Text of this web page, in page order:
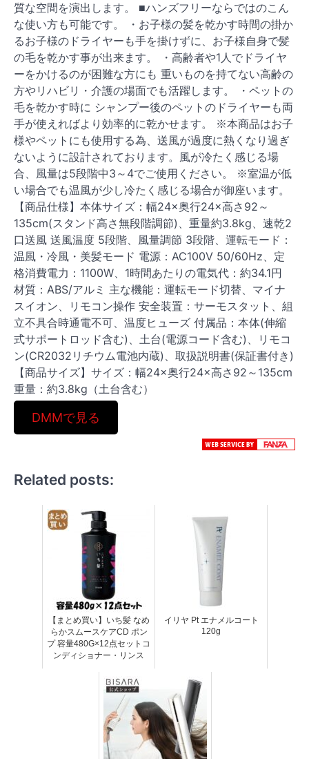
質な空間を演出します。 ■ハンズフリーならではのこん
な使い方も可能です。 ・お子様の髪を乾かす時間の掛か
るお子様のドライヤーも手を掛けずに、お子様自身で髪
の毛を乾かす事が出来ます。 ・高齢者や1人でドライヤ
ーをかけるのが困難な方にも 重いものを持てない高齢の
方やリハビリ・介護の場面でも活躍します。 ・ペットの
毛を乾かす時に シャンプー後のペットのドライヤーも両
手が使えればより効率的に乾かせます。 ※本商品はお子
様やペットにも使用する為、送風が過度に熱くなり過ぎ
ないように設計されております。風が冷たく感じる場
合、風量は5段階中3～4でご使用ください。 ※室温が低
い場合でも温風が少し冷たく感じる場合が御座います。
【商品仕様】本体サイズ：幅24×奥行24×高さ92～
135cm(スタンド高さ無段階調節)、重量約3.8kg、速乾2
口送風 送風温度 5段階、風量調節 3段階、運転モード：
温風・冷風・美髪モード 電源：AC100V 50/60Hz、定
格消費電力：1100W、1時間あたりの電気代：約34.1円
材質：ABS/アルミ 主な機能：運転モード切替、マイナ
スイオン、リモコン操作 安全装置：サーモスタット、組
立不具合時通電不可、温度ヒューズ 付属品：本体(伸縮
式サポートロッド含む)、土台(電源コード含む)、リモコ
ン(CR2032リチウム電池内蔵)、取扱説明書(保証書付き)
【商品サイズ】サイズ：幅24×奥行24×高さ92～135cm
重量：約3.8kg（土台含む）
DMMで見る
Related posts:
【まとめ買い】いち髪 なめ
らかスムースケアCD ポン
プ 容量480G×12点セットコ
ンディショナー・リンス
イリヤ Pt エナメルコート
120g